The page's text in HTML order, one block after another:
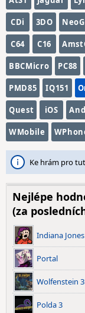
CDi 3DO
C64 C16
BBCMicro PC88
PMD85 IQ151
Quest iOS
WMobile
Ke hrám pro
Nejlépe
(za
Indiana
Portal
Wolfenstein
Polda 3